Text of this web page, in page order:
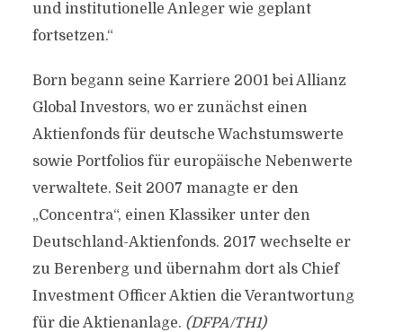
und institutionelle Anleger wie geplant
fortsetzen.“
Born begann seine Karriere 2001 bei Allianz
Global Investors, wo er zunächst einen
Aktienfonds für deutsche Wachstumswerte
sowie Portfolios für europäische Nebenwerte
verwaltete. Seit 2007 managte er den
„Concentra“, einen Klassiker unter den
Deutschland-Aktienfonds. 2017 wechselte er
zu Berenberg und übernahm dort als Chief
Investment Officer Aktien die Verantwortung
für die Aktienanlage. (DFPA/TH1)